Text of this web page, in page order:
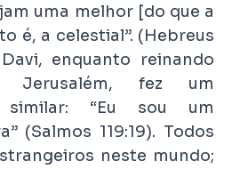
uma melhor [do que a
é, a celestial”. (Hebreus
Davi, enquanto reinando
fez um
similar: “Eu sou um
(Salmos 119:19). Todos
neste mundo;